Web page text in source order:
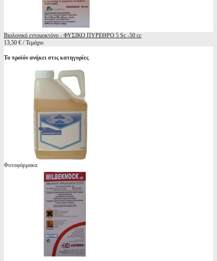
Βιολογικό εντομοκτόνο - ΦΥΣΙΚΟ ΠΥΡΕΘΡΟ 5 Sc -50 cc
13,50 € / Τεμάχιο
Το προϊόν ανήκει στις κατηγορίες
Φυτοφάρμακα